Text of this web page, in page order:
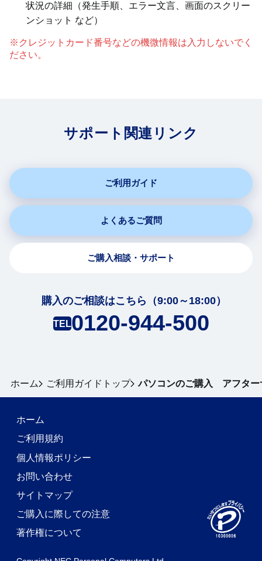
状況の詳細（発生手順、エラー文言、画面のスクリー
ンショット など）
※クレジットカード番号などの機微情報は入力しないでく
ださい。
サポート関連リンク
ご利用ガイド
よくあるご質問
ご購入相談・サポート
購入のご相談はこちら（9:00～18:00）
TEL 0120-944-500
ホーム ご利用ガイドトップ パソコンのご購入 アフタ
ホーム
ご利用規約
個人情報ポリシー
お問い合わせ
サイトマップ
ご購入に際しての注意
著作権について